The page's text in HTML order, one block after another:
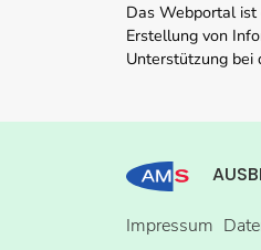
Das Webportal ist
Erstellung von
Unterstützung bei
Impressum